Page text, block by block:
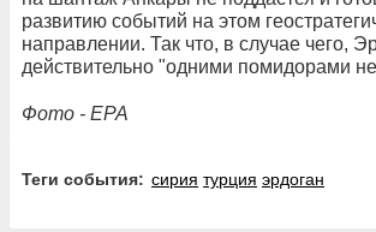
развитию событий на этом
направлении. Так что, в случае чего,
действительно "одними помидорами
Фото - ЕРА
Теги события: сирия турция эрдоган